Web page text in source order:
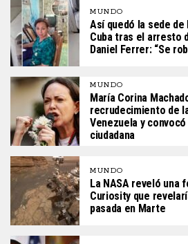
MUNDO
Así quedó la sede
Cuba tras el arresto
Daniel Ferrer: “Se
MUNDO
María Corina
recrudecimiento de
Venezuela y
ciudadana
MUNDO
La NASA reveló
Curiosity que
pasada en Marte